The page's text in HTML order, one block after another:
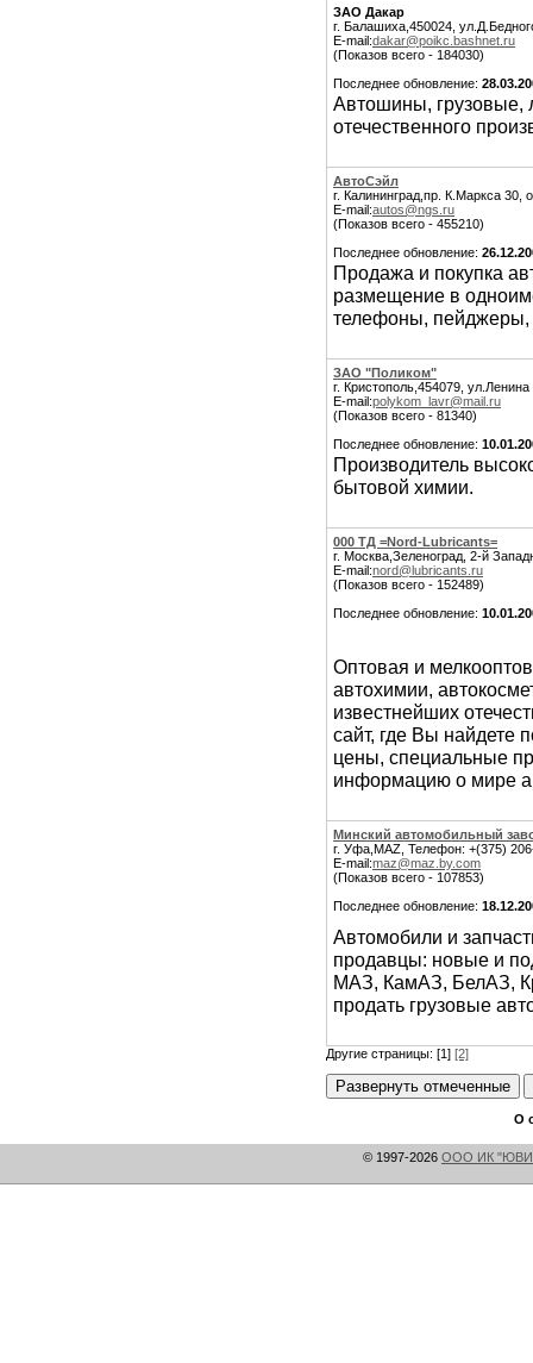
ЗАО Дакар
г. Балашиха,450024,
E-mail:dakar@poikc.bashnet.ru
(Показов всего - 184030)
Последнее обновление:
Автошины, грузовые,
отечественного
АвтоСэйл
г. Калининград,пр. К.Маркса
E-mail:autos@ngs.ru
(Показов всего - 455210)
Последнее обновление:
Продажа и покупка
размещение в
телефоны,
ЗАО "Поликом"
г. Кристополь,454079,
E-mail:polykom_lavr@mail.ru
(Показов всего - 81340)
Последнее обновление:
Производитель
бытовой химии.
000 ТД =Nord-Lubricants=
г. Москва,Зеленоград, 2-й
E-mail:nord@lubricants.ru
(Показов всего - 152489)
Последнее обновление:
Оптовая и
автохимии,
известнейших
сайт, где Вы найдете
цены, специальные
информацию о мире
Минский автомобильный
г. Уфа,MAZ, Телефон: +(375)
E-mail:maz@maz.by.com
(Показов всего - 107853)
Последнее обновление:
Автомобили и
продавцы: новые и
МАЗ, КамАЗ, БелАЗ,
продать грузовые
Другие страницы: [1] [2]
О
© 1997-2026 ООО ИК